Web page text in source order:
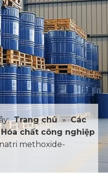
Trang chủ » Các
Hóa chất công nghiệp
methoxide-